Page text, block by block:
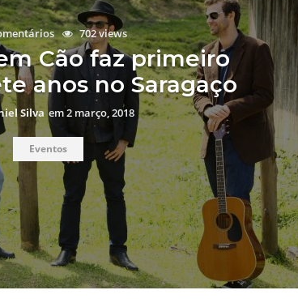
702 views
Cão faz primeiro
anos no Saragaço
Silva em2 março, 2018
Eventos